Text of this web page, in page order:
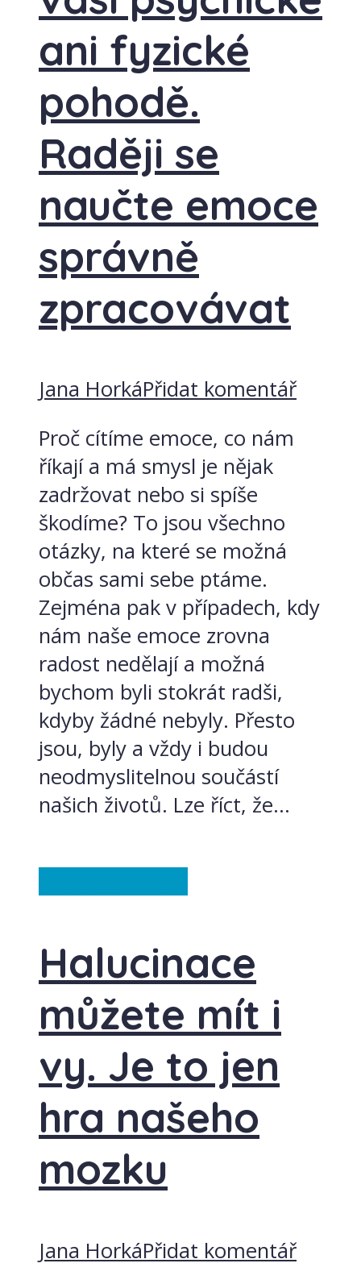
ani fyzické
pohodě.
Raději se
naučte emoce
správně
zpracovávat
Jana HorkáPřidat komentář
Proč cítíme emoce, co nám
říkají a má smysl je nějak
zadržovat nebo si spíše
škodíme? To jsou všechno
otázky, na které se možná
občas sami sebe ptáme.
Zejména pak v případech, kdy
nám naše emoce zrovna
radost nedělají a možná
bychom byli stokrát radši,
kdyby žádné nebyly. Přesto
jsou, byly a vždy i budou
neodmyslitelnou součástí
našich životů. Lze říct, že...
Halucinace
můžete mít i
vy. Je to jen
hra našeho
mozku
Jana HorkáPřidat komentář